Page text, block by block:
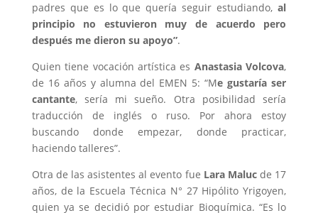
padres que es lo que quería seguir estudiando,al
principio no estuvieron muy de acuerdo pero
después me dieron su apoyo”.
Quien tiene vocación artística es Anastasia Volcova,
de 16 años y alumna del EMEN 5: “Me gustaría ser
cantante, sería mi sueño. Otra posibilidad sería
traducción de inglés o ruso. Por ahora estoy
buscando donde empezar, donde practicar,
haciendo talleres”.
Otra de las asistentes al evento fue Lara Malucde 17
años, de la Escuela Técnica N° 27 Hipólito Yrigoyen,
quien ya se decidió por estudiar Bioquímica. “Es lo